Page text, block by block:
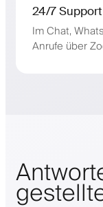
24/7 Support
Im Chat,
Anrufe über